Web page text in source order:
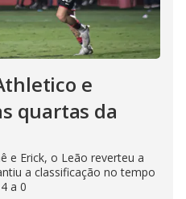
e
quartas da
e Erick, o Leão reverteu a
a classificação no tempo
a 0